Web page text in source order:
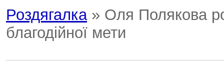
Роздягалка» Оля Полякова
благодійної мети